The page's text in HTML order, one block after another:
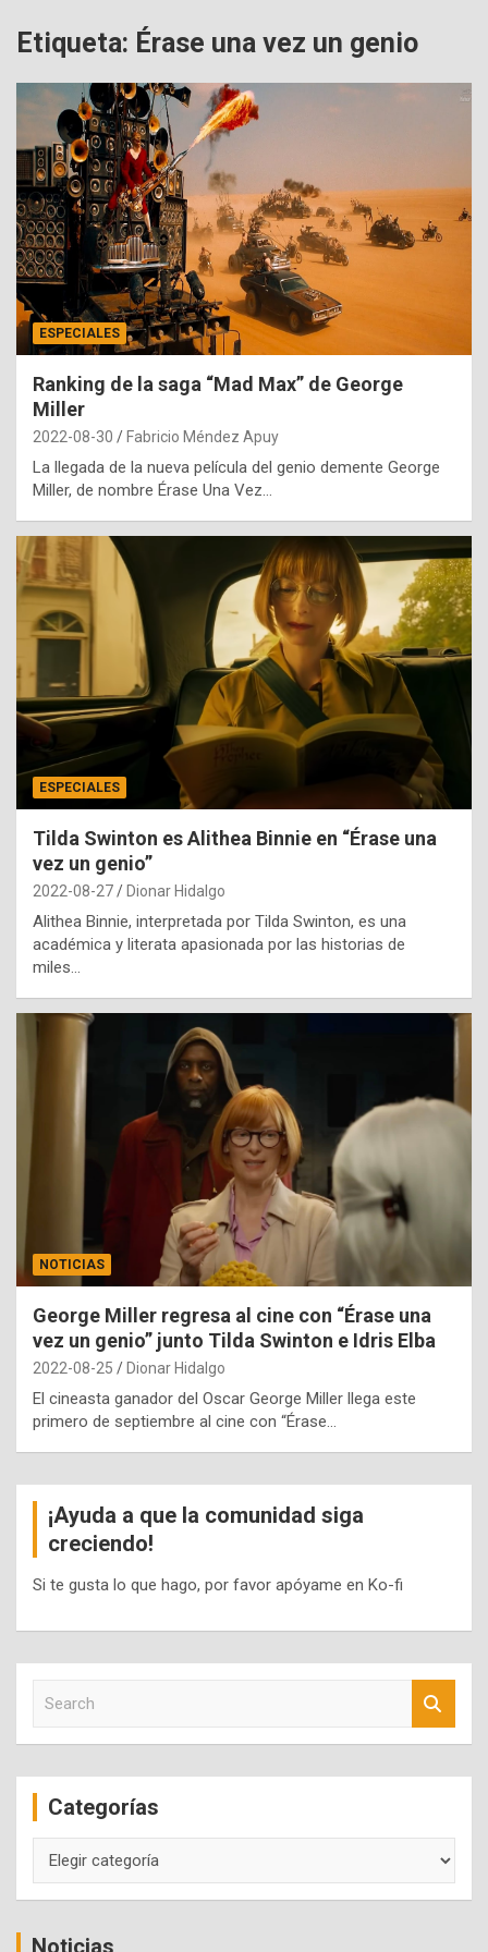
Etiqueta: Érase una vez un genio
ESPECIALES
Ranking de la saga “Mad Max” de George
Miller
2022-08-30 Fabricio Méndez Apuy
La llegada de la nueva película del genio demente George
Miller, de nombre Érase Una Vez…
ESPECIALES
Tilda Swinton es Alithea Binnie en “Érase una
vez un genio”
2022-08-27 Dionar Hidalgo
Alithea Binnie, interpretada por Tilda Swinton, es una
académica y literata apasionada por las historias de
miles…
NOTICIAS
George Miller regresa al cine con “Érase una
vez un genio” junto Tilda Swinton e Idris Elba
2022-08-25 Dionar Hidalgo
El cineasta ganador del Oscar George Miller llega este
primero de septiembre al cine con “Érase…
¡Ayuda a que la comunidad siga
creciendo!
Si te gusta lo que hago, por favor apóyame en Ko-fi
c
Categorías
Noticias